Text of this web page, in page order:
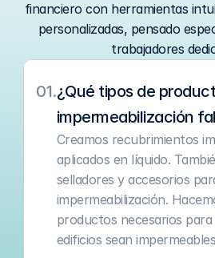
financiero con herramientas
personalizadas, pensado
trabajadores
01.¿Qué tipos de
impermeabilización
Creamos recubrimientos
aplicados en líquido.
selladores y accesorios
impermeabilización.
productos necesarios
edificios sean